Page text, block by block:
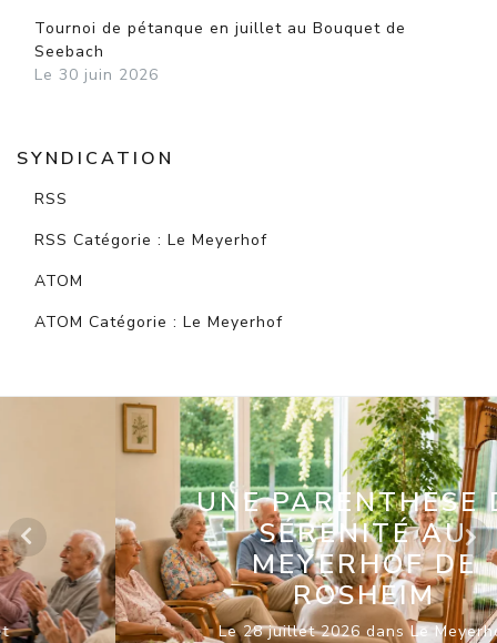
Tournoi de pétanque en juillet au Bouquet de
Seebach
Le 30 juin 2026
SYNDICATION
RSS
RSS Catégorie : Le Meyerhof
ATOM
ATOM Catégorie : Le Meyerhof
UNE PARENTHÈSE DE
SÉRÉNITÉ AU
MEYERHOF DE
ROSHEIM
Le 28 juillet 2026 dans Le Meyerhof